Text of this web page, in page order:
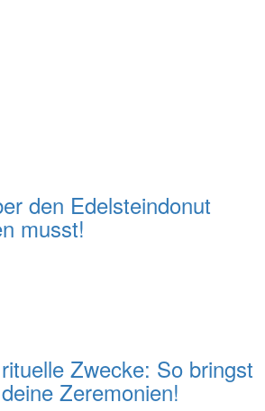
den Edelsteindonut
musst!
Zwecke: So bringst
Zeremonien!